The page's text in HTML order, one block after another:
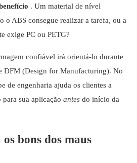
. Um material de nível
o ABS consegue realizar a tarefa, ou a
exige PC ou PETG?
confiável irá orientá-lo durante
DFM (Design for Manufacturing). No
de engenharia ajuda os clientes a
sua aplicação antes do início da
bons dos maus